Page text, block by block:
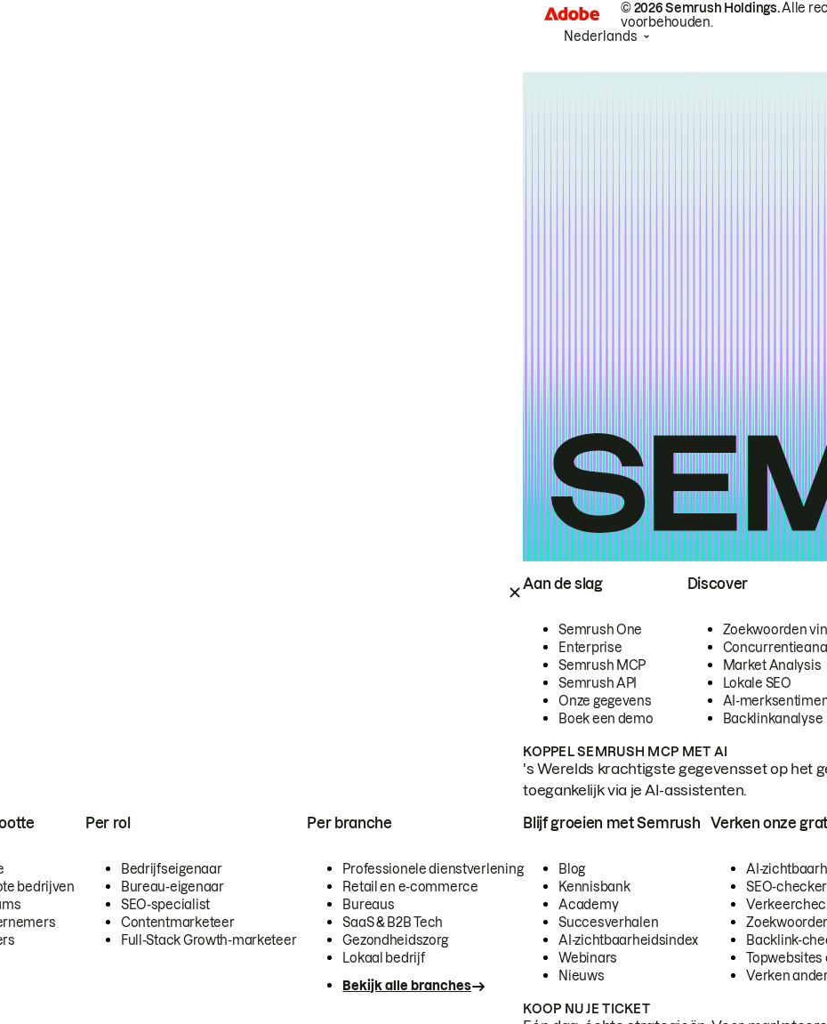
Aan de slag
Semrush One
Enterprise
Semrush MCP
Semrush API
Onze gegevens
Boek een demo
Discover
Zoekwoorden
Market Analysis
Lokale SEO
AI-
Backlinkanalyse
KOPPEL SEMRUSH MCP MET AI
's Werelds krachtigste gegevensset op het
toegankelijk via je AI-assistenten.
bedrijven
Per rol
Bedrijfseigenaar
Bureau-eigenaar
SEO-specialist
Contentmarketeer
Full-Stack Growth-marketeer
Per branche
Professionele dienstverlening
Retail en e-commerce
Bureaus
SaaS & B2B Tech
Gezondheidszorg
Lokaal bedrijf
Bekijk alle branches
Blijf groeien met Semrush
Blog
Kennisbank
Academy
Succesverhalen
AI-zichtbaarheidsindex
Webinars
Nieuws
Verken onze
AI-
SEO-checker
Backlink-
Topwebsites
Verken
KOOP NU JE TICKET
© 2026 Semrush Holdings.Alle
voorbehouden.
Nederlands